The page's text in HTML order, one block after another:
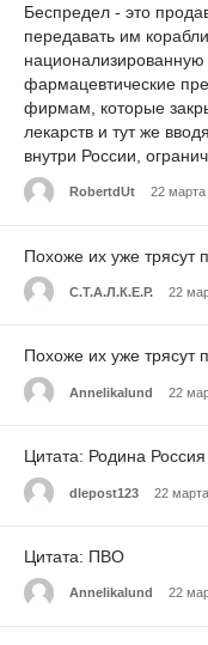
Беспредел - это
передавать им
фармацевтические
фирмам, которые
лекарств и тут же
внутри России,
RobertdUt 22 марта
Похоже их уже трясут
С.Т.А.Л.К.Е.Р. 22
Похоже их уже трясут
Annelikalund 22
Цитата: Родина Россия
dlepost123 22
Цитата: ПВО
Annelikalund 22